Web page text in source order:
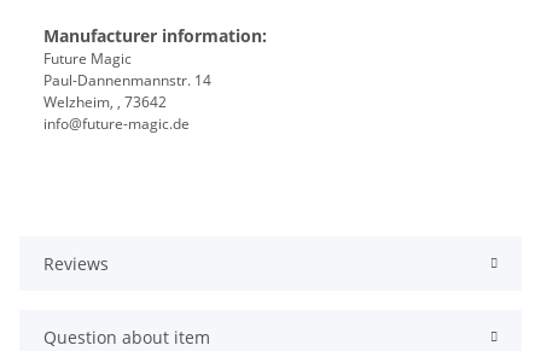
Manufacturer information:
Future Magic
Paul-Dannenmannstr. 14
Welzheim, , 73642
info@future-magic.de
Reviews
Question about item